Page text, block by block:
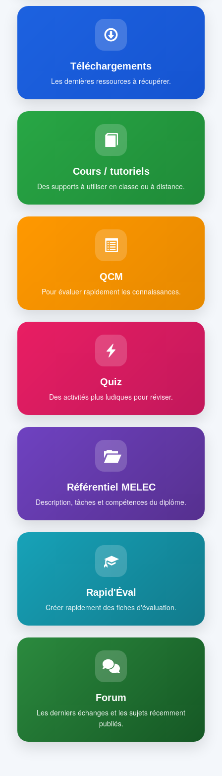
Téléchargements
Les dernières ressources à récupérer.
Cours / tutoriels
Des supports à utiliser en classe ou à distance.
QCM
Pour évaluer rapidement les connaissances.
Quiz
Des activités plus ludiques pour réviser.
Référentiel MELEC
Description, tâches et compétences du diplôme.
Rapid'Éval
Créer rapidement des fiches d'évaluation.
Forum
Les derniers échanges et les sujets récemment
publiés.